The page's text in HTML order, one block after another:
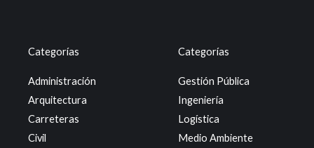
Categorías
Administración
Arquitectura
Carreteras
Civil
Categorías
Gestión Pública
Ingeniería
Logística
Medio Ambiente